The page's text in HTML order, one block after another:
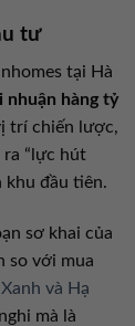
tư
tại Hà
nhuận hàng tỷ
trí chiến lược,
ra “lực hút
khu đầu tiên.
sơ khai của
so với mua
và Hạ
mà là